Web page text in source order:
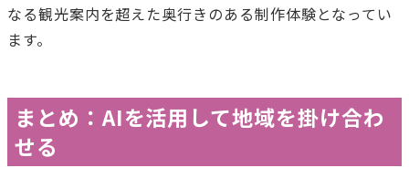
なる観光案内を超えた奥行きのある制作体験となってい
ます。
まとめ：AIを活用して地域を掛け合わ
せる